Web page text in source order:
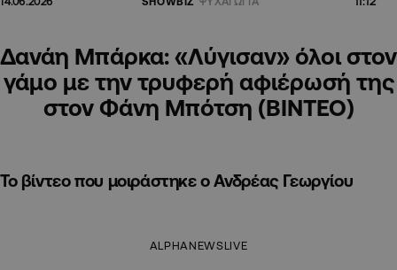
Δανάη Μπάρκα: «Λύγισαν» όλοι στον
γάμο με την τρυφερή αφιέρωσή της
στον Φάνη Μπότση (ΒΙΝΤΕΟ)
Το βίντεο που μοιράστηκε ο Ανδρέας Γεωργίου
ALPHANEWSLIVE